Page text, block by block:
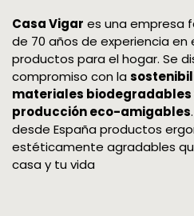
Casa Vigar es una empresa
de 70 años de experiencia en
productos para el hogar. Se
compromiso con la
materiales biodegradables
producción eco-amigables
desde España productos
estéticamente agradables
casa y tu vida